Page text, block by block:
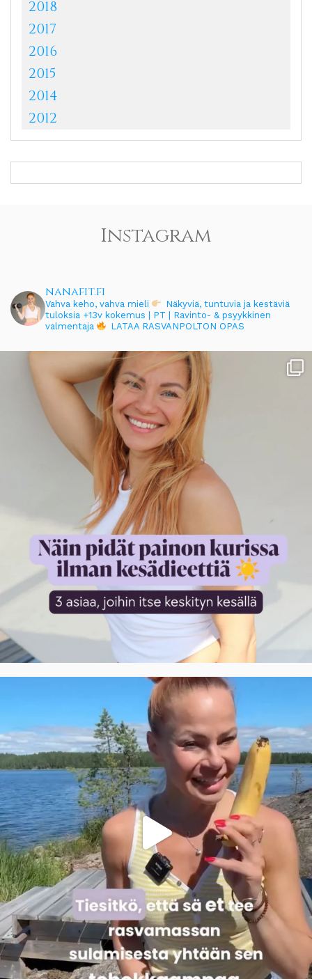
2018
2017
2016
2015
2014
2012
Instagram
nanafit.fi
Vahva keho, vahva mieli
Näkyviä, tuntuvia ja kestäviä
tuloksia +13v kokemus | PT | Ravinto- & psyykkinen
valmentaja
LATAA RASVANPOLTON OPAS